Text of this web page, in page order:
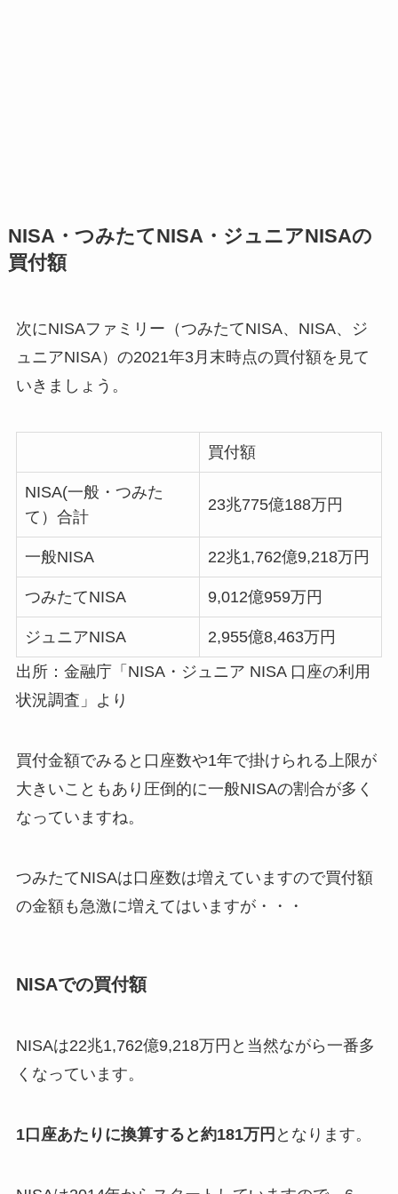
NISA・つみたてNISA・ジュニアNISAの
買付額
次にNISAファミリー（つみたてNISA、NISA、ジ
ュニアNISA）の2021年3月末時点の買付額を見て
いきましょう。
買付額
NISA(一般・つみた
て）合計
23兆775億188万円
一般NISA 22兆1,762億9,218万円
つみたてNISA 9,012億959万円
ジュニアNISA
2,955億8,463万円
出所：金融庁「NISA・ジュニア NISA 口座の利用
状況調査」より
買付金額でみると口座数や1年で掛けられる上限が
大きいこともあり圧倒的に一般NISAの割合が多く
なっていますね。
つみたてNISAは口座数は増えていますので買付額
の金額も急激に増えてはいますが・・・
NISAでの買付額
NISAは22兆1,762億9,218万円と当然ながら一番多
くなっています。
1口座あたりに換算すると約181万円 となります。